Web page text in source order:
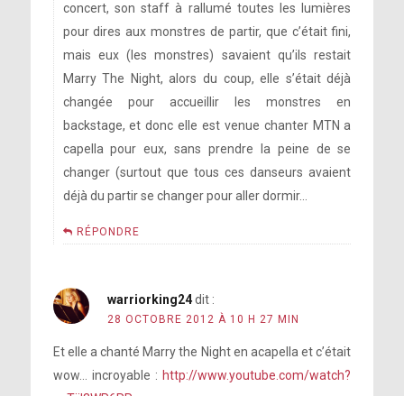
concert, son staff à rallumé toutes les lumières
pour dires aux monstres de partir, que c’était fini,
mais eux (les monstres) savaient qu’ils restait
Marry The Night, alors du coup, elle s’était déjà
changée pour accueillir les monstres en
backstage, et donc elle est venue chanter MTN a
capella pour eux, sans prendre la peine de se
changer (surtout que tous ces danseurs avaient
déjà du partir se changer pour aller dormir…
RÉPONDRE
warriorking24 dit :
28 OCTOBRE 2012 À 10 H 27 MIN
Et elle a chanté Marry the Night en acapella et c’était
wow… incroyable : http://www.youtube.com/watch?